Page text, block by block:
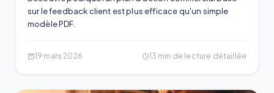
sur le feedback client est plus efficace qu'un simple
modèle PDF.
19 mars 2026 13 min de lecture détaillée